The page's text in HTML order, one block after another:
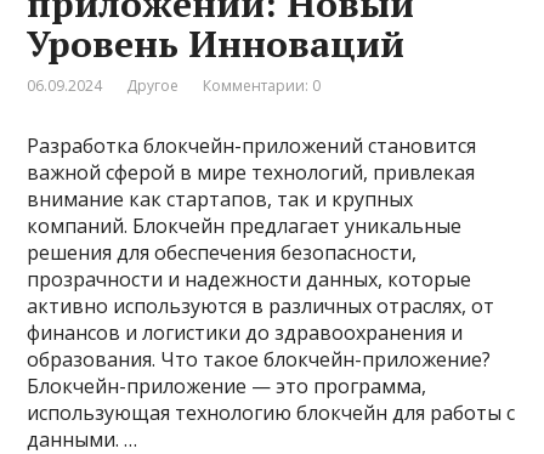
Уровень Инноваций
06.09.2024 Другое Комментарии: 0
Разработка блокчейн-приложений становится
важной сферой в мире технологий, привлекая
внимание как стартапов, так и крупных
компаний. Блокчейн предлагает уникальные
решения для обеспечения безопасности,
прозрачности и надежности данных, которые
активно используются в различных отраслях, от
финансов и логистики до здравоохранения и
образования. Что такое блокчейн-приложение?
Блокчейн-приложение — это программа,
использующая технологию блокчейн для работы с
данными. …